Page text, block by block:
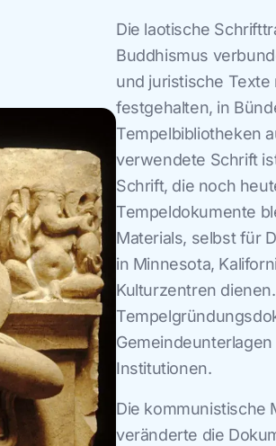
Die laotische
Buddhismus
und juristische
festgehalten, in
Tempelbibliotheken
verwendete Schrift
Schrift, die noch
Tempeldokumente
Materials, selbst für
in Minnesota,
Kulturzentren
Institutionen.
Die kommunistische
veränderte die